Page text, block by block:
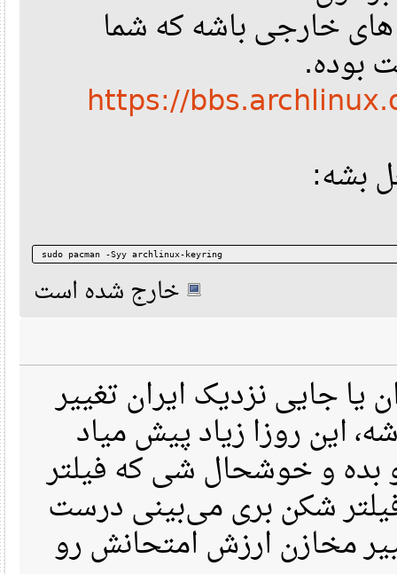
خارجی باشه که شما
https://
بشه:
sudo pacman -Syy archlinux-keyring
خارج شده است
جایی نزدیک ایران تغییر
روزا زیاد پیش میاد
و خوشحال شی که فیلتر
شکن بری می‌بینی درست
مخازن ارزش امتحانش رو